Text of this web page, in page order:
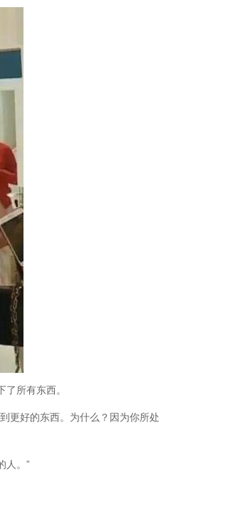
所有东西。
更好的东西。为什么？因为你所处
人。”